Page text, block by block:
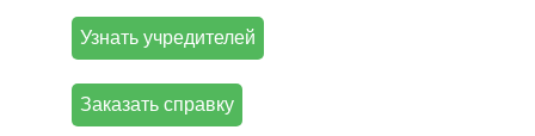
Узнать учредителей
Заказать справку